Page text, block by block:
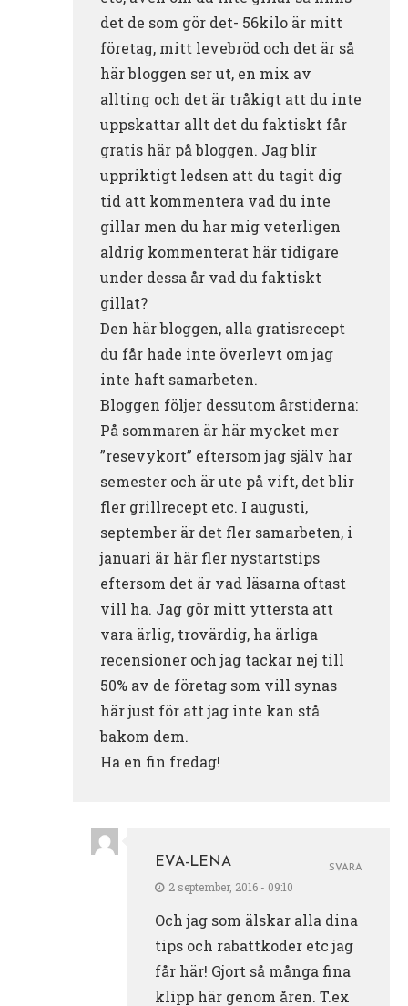
det de som gör det- 56kilo är mitt
företag, mitt levebröd och det är så
här bloggen ser ut, en mix av
allting och det är tråkigt att du inte
uppskattar allt det du faktiskt får
gratis här på bloggen. Jag blir
uppriktigt ledsen att du tagit dig
tid att kommentera vad du inte
gillar men du har mig veterligen
aldrig kommenterat här tidigare
under dessa år vad du faktiskt
gillat?
Den här bloggen, alla gratisrecept
du får hade inte överlevt om jag
inte haft samarbeten.
Bloggen följer dessutom årstiderna:
På sommaren är här mycket mer
”resevykort” eftersom jag själv har
semester och är ute på vift, det blir
fler grillrecept etc. I augusti,
september är det fler samarbeten, i
januari är här fler nystartstips
eftersom det är vad läsarna oftast
vill ha. Jag gör mitt yttersta att
vara ärlig, trovärdig, ha ärliga
recensioner och jag tackar nej till
50% av de företag som vill synas
här just för att jag inte kan stå
bakom dem.
Ha en fin fredag!
EVA-LENA
2 september, 2016 - 09:10
Och jag som älskar alla dina
tips och rabattkoder etc jag
får här! Gjort så många fina
klipp här genom åren. T.ex
SVARA